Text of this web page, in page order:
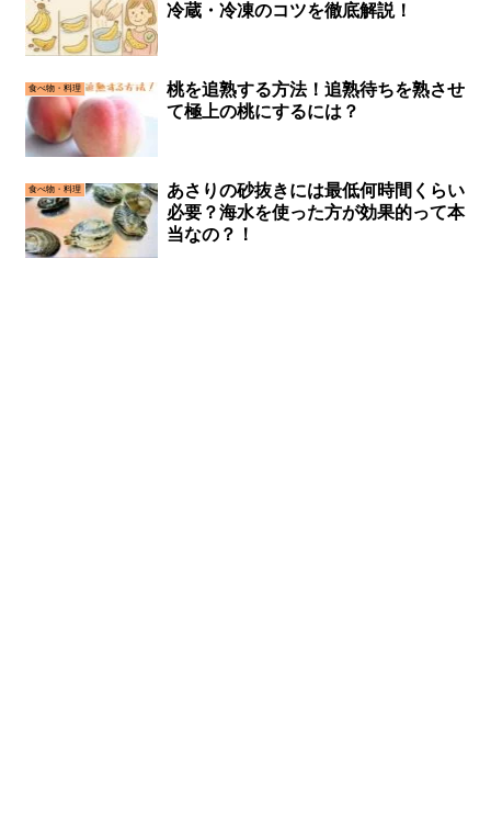
冷蔵・冷凍のコツを徹底解説！
食べ物・料理
桃を追熟する方法！追熟待ちを熟させ
て極上の桃にするには？
食べ物・料理
あさりの砂抜きには最低何時間くらい
必要？海水を使った方が効果的って本
当なの？！